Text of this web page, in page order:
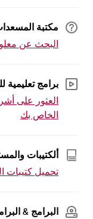
مكتبة
البحث عن
برامج تعليمية
العثور على
الخاص بك
ألكتيبات
تحميل كتيبات
البرامج &